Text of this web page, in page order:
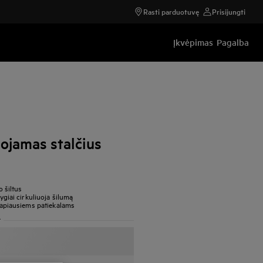
Rasti parduotuvę Prisijungti
Įkvėpimas Pagalba
stalčius
šiltus
cirkuliuoja šilumą
patiekalams